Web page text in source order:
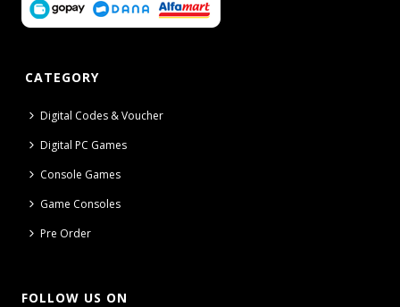
CATEGORY
Digital Codes & Voucher
Digital PC Games
Console Games
Game Consoles
Pre Order
FOLLOW US ON